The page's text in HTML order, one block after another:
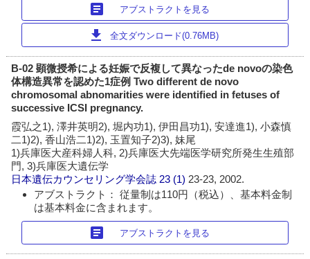
article アブストラクトを見る
download 全文ダウンロード(0.76MB)
B-02 顕微授希による妊娠で反複して異なったde novoの染色
体構造異常を認めた1症例 Two different de novo
chromosomal abnomarities were identified in fetuses of
successive ICSI pregnancy.
霞弘之1), 澤井英明2), 堀内功1), 伊田昌功1), 安達進1), 小森慎
二1)2), 香山浩二1)2), 玉置知子2)3), 妹尾
1)兵庫医大産科婦人科, 2)兵庫医大先端医学研究所発生生殖部
門, 3)兵庫医大遺伝学
日本遺伝カウンセリング学会誌 23 (1) 23-23, 2002.
アブストラクト： 従量制は110円（税込）、基本料金制
は基本料金に含まれます。
article アブストラクトを見る